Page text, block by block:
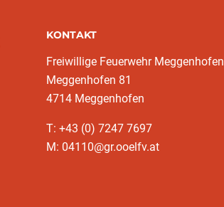
KONTAKT
Freiwillige Feuerwehr Meggenhofen
Meggenhofen 81
4714 Meggenhofen
T: +43 (0) 7247 7697
M: 04110@gr.ooelfv.at